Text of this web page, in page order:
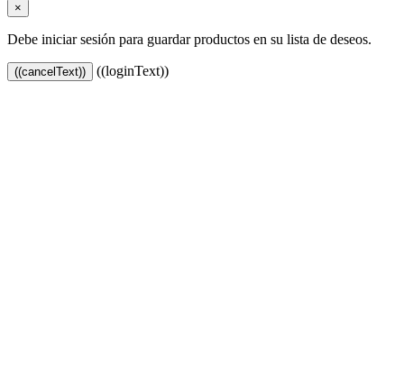
×
Debe iniciar sesión para guardar productos en su lista de deseos.
((cancelText)) ((loginText))